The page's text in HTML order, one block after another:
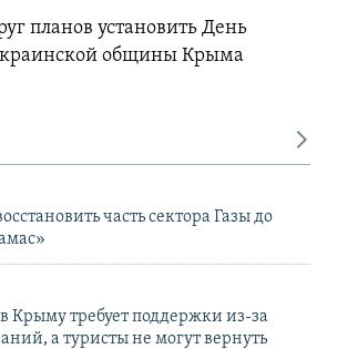
планов установить День
общины Крыма
часть сектора Газы до
Крыму требует поддержки из-за
а туристы не могут вернуть